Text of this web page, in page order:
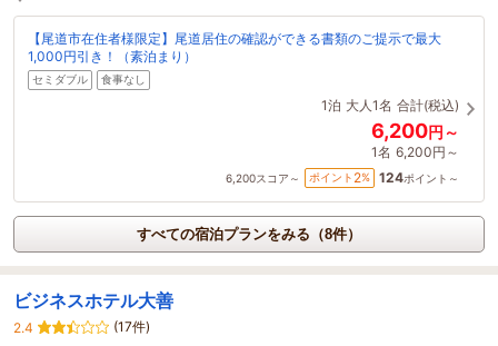
【尾道市在住者様限定】尾道居住の確認ができる書類のご提示で最大
1,000円引き！（素泊まり）
セミダブル 食事なし
1泊 大人1名 合計(税込)
6,200円～
1名 6,200円～
6,200スコア～ ポイント 2% 124ポイント～
すべての宿泊プランをみる（8件）
ビジネスホテル大善
2.4
(17件)